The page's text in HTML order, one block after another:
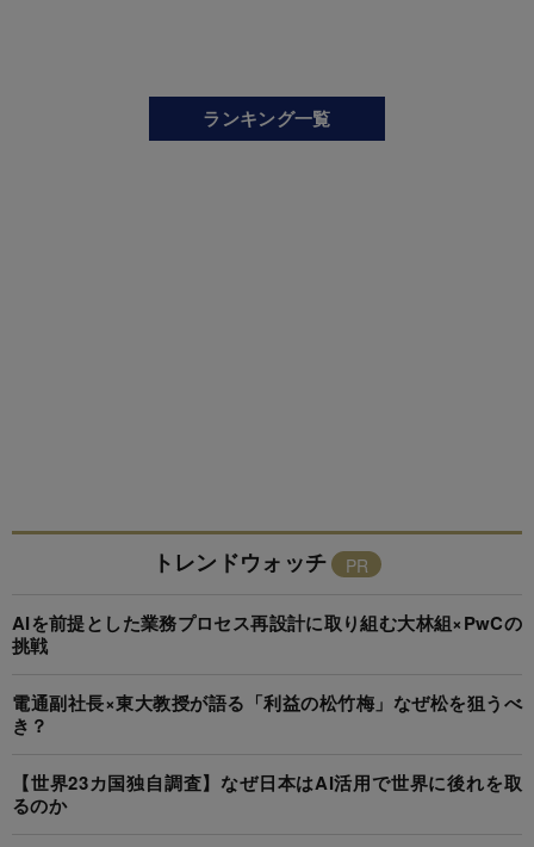
ランキング一覧
トレンドウォッチ
AIを前提とした業務プロセス再設計に取り組む大林組×PwCの
挑戦
電通副社長×東大教授が語る「利益の松竹梅」なぜ松を狙うべ
き？
【世界23カ国独自調査】なぜ日本はAI活用で世界に後れを取
るのか